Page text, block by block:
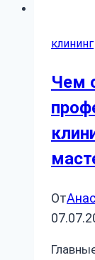
клининг
Чем
От